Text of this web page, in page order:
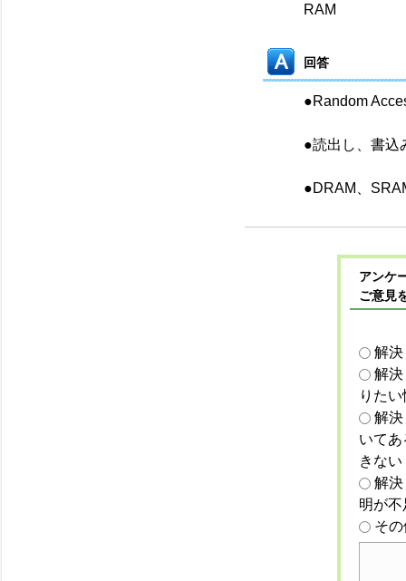
RAM
回答
●Random
●読出し、書込
●DRAM、
アンケ
ご意見
解
解
りた
解
いて
きない
解
明が
そ